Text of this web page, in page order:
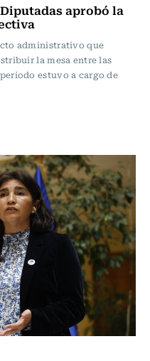
aprobó la
administrativo que
la mesa entre las
estuvo a cargo de